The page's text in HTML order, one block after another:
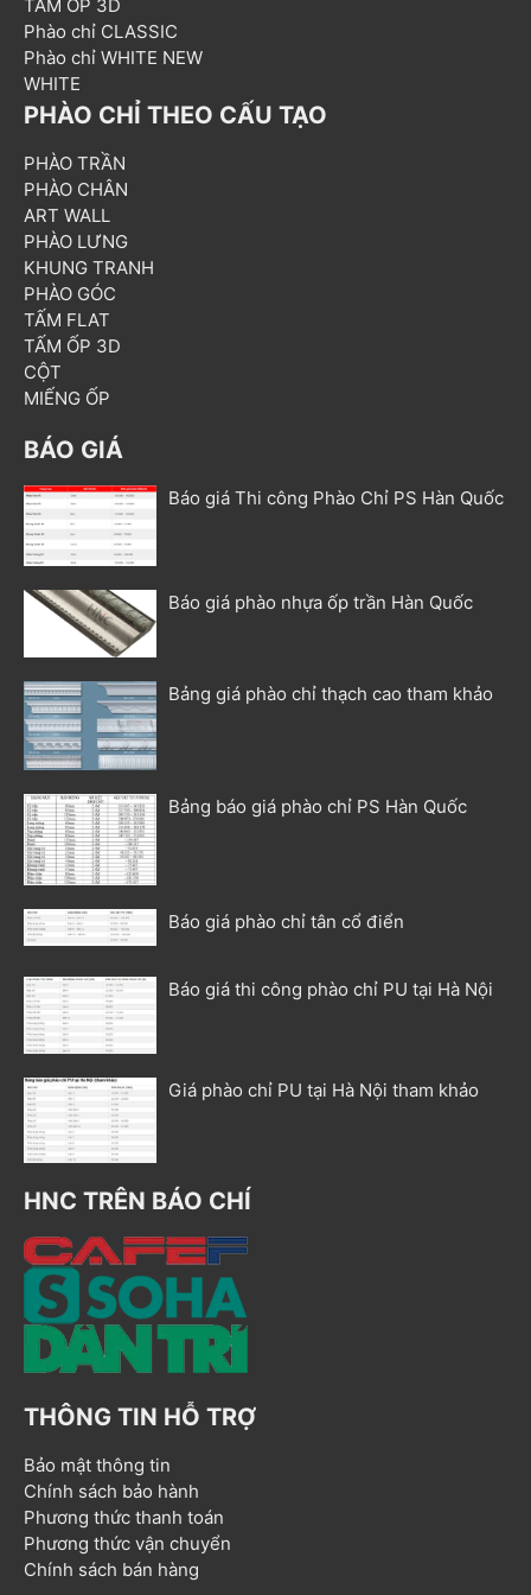
TẤM ỐP 3D
Phào chỉ CLASSIC
Phào chỉ WHITE NEW
WHITE
PHÀO CHỈ THEO CẤU TẠO
PHÀO TRẦN
PHÀO CHÂN
ART WALL
PHÀO LƯNG
KHUNG TRANH
PHÀO GÓC
TẤM FLAT
TẤM ỐP 3D
CỘT
MIẾNG ỐP
BÁO GIÁ
Báo giá Thi công Phào Chỉ PS Hàn Quốc
Báo giá phào nhựa ốp trần Hàn Quốc
Bảng giá phào chỉ thạch cao tham khảo
Bảng báo giá phào chỉ PS Hàn Quốc
Báo giá phào chỉ tân cổ điển
Báo giá thi công phào chỉ PU tại Hà Nội
Giá phào chỉ PU tại Hà Nội tham khảo
HNC TRÊN BÁO CHÍ
THÔNG TIN HỖ TRỢ
Bảo mật thông tin
Chính sách bảo hành
Phương thức thanh toán
Phương thức vận chuyển
Chính sách bán hàng